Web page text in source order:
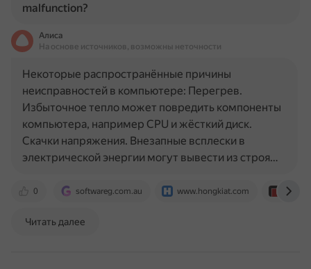
malfunction?
Алиса
На основе источников, возможны неточности
0 softwareg.com.au www.hongkiat.com
Некоторые распространённые причины
неисправностей в компьютере: Перегрев.
Избыточное тепло может повредить компоненты
компьютера, например CPU и жёсткий диск.
Скачки напряжения. Внезапные всплески в
электрической энергии могут вывести из строя…
Читать далее